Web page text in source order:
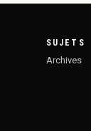
SUJETS
Archives